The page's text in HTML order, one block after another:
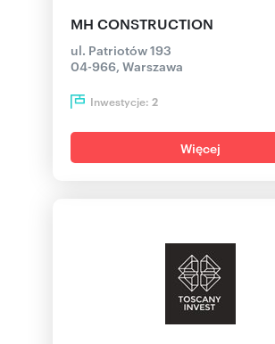
MH CONSTRUCTION
ul. Patriotów 193
04-966, Warszawa
Inwestycje: 2
Więcej